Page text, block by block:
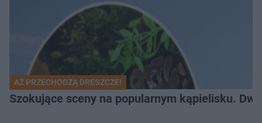
AŻ PRZECHODZĄ DRESZCZE!
Szokujące sceny na popularnym kąpielisku.